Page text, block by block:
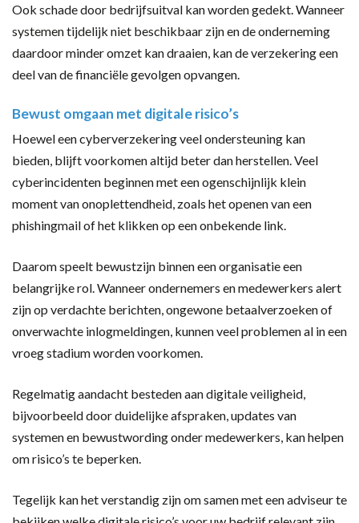
Ook schade door bedrijfsuitval kan worden gedekt. Wanneer
systemen tijdelijk niet beschikbaar zijn en de onderneming
daardoor minder omzet kan draaien, kan de verzekering een
deel van de financiële gevolgen opvangen.
Bewust omgaan met digitale risico’s
Hoewel een cyberverzekering veel ondersteuning kan
bieden, blijft voorkomen altijd beter dan herstellen. Veel
cyberincidenten beginnen met een ogenschijnlijk klein
moment van onoplettendheid, zoals het openen van een
phishingmail of het klikken op een onbekende link.
Daarom speelt bewustzijn binnen een organisatie een
belangrijke rol. Wanneer ondernemers en medewerkers alert
zijn op verdachte berichten, ongewone betaalverzoeken of
onverwachte inlogmeldingen, kunnen veel problemen al in een
vroeg stadium worden voorkomen.
Regelmatig aandacht besteden aan digitale veiligheid,
bijvoorbeeld door duidelijke afspraken, updates van
systemen en bewustwording onder medewerkers, kan helpen
om risico’s te beperken.
Tegelijk kan het verstandig zijn om samen met een adviseur te